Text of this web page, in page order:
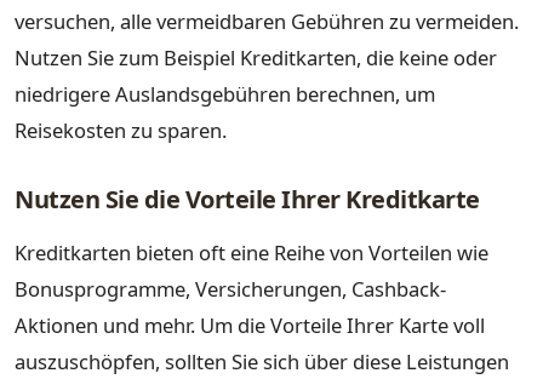
versuchen, alle vermeidbaren Gebühren zu vermeiden.
Nutzen Sie zum Beispiel Kreditkarten, die keine oder
niedrigere Auslandsgebühren berechnen, um
Reisekosten zu sparen.
Nutzen Sie die Vorteile Ihrer Kreditkarte
Kreditkarten bieten oft eine Reihe von Vorteilen wie
Bonusprogramme, Versicherungen, Cashback-
Aktionen und mehr. Um die Vorteile Ihrer Karte voll
auszuschöpfen, sollten Sie sich über diese Leistungen